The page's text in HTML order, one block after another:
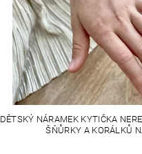
DĚTSKÝ NÁRAMEK KYTIČKA
ŠŇŮRKY A KORÁLKŮ